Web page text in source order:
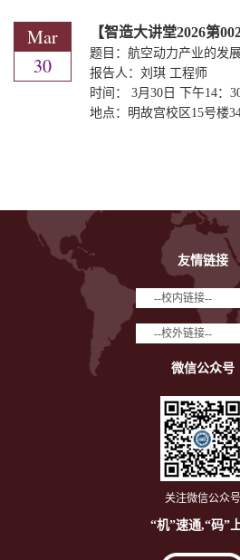
Mar
30
【智造大讲堂2026第
题目：航空动力产业的发
报告人：刘琪 工程师
时间： 3月30日
下午14：
地点：明故宫校区15号楼
友情链接
--校内链接--
--校外链接--
微信公众号
关注微信公众号
“机”速通,“码”